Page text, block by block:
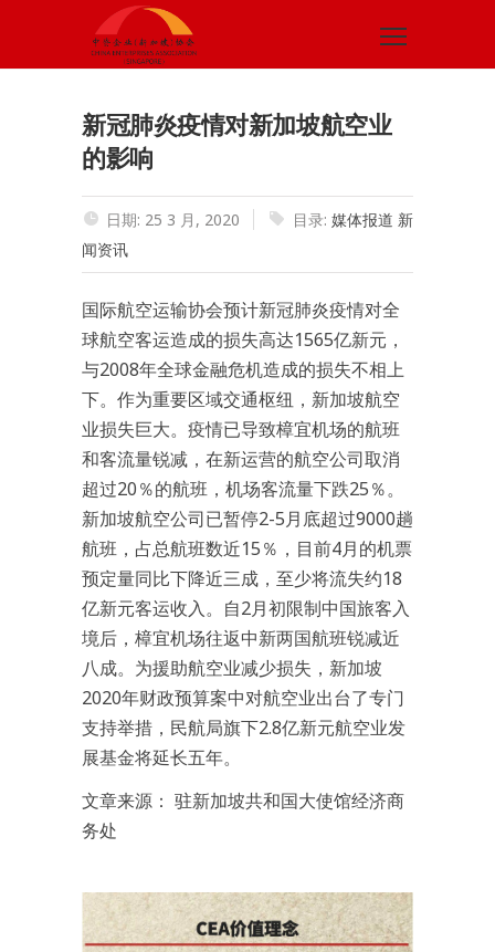
新冠肺炎疫情对新加坡航空业
的影响
日期: 25 3 月, 2020 目录: 媒体报道 新
闻资讯
国际航空运输协会预计新冠肺炎疫情对全
球航空客运造成的损失高达1565亿新元，
与2008年全球金融危机造成的损失不相上
下。作为重要区域交通枢纽，新加坡航空
业损失巨大。疫情已导致樟宜机场的航班
和客流量锐减，在新运营的航空公司取消
超过20％的航班，机场客流量下跌25％。
新加坡航空公司已暂停2-5月底超过9000趟
航班，占总航班数近15％，目前4月的机票
预定量同比下降近三成，至少将流失约18
亿新元客运收入。自2月初限制中国旅客入
境后，樟宜机场往返中新两国航班锐减近
八成。为援助航空业减少损失，新加坡
2020年财政预算案中对航空业出台了专门
支持举措，民航局旗下2.8亿新元航空业发
展基金将延长五年。
文章来源： 驻新加坡共和国大使馆经济商
务处